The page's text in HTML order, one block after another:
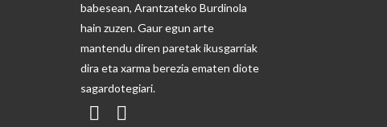
babesean, Arantzateko Burdinola
hain zuzen. Gaur egun arte
mantendu diren paretak ikusgarriak
dira eta xarma berezia ematen diote
sagardotegiari.